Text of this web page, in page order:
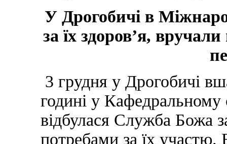
У Дрогобичі в
за їх здоров’я,
3 грудня у Дрогобичі
годині у Кафедральному
відбулася Служба Божа
потребами за їх участю.